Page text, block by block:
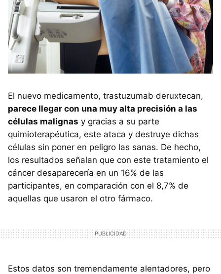
El nuevo medicamento, trastuzumab deruxtecan,
parece llegar con una muy alta precisión a las
células malignas y gracias a su parte
quimioterapéutica, este ataca y destruye dichas
células sin poner en peligro las sanas. De hecho,
los resultados señalan que con este tratamiento el
cáncer desaparecería en un 16% de las
participantes, en comparación con el 8,7% de
aquellas que usaron el otro fármaco.
Estos datos son tremendamente alentadores, pero